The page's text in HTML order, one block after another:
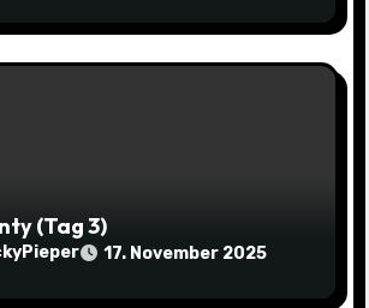
(Tag 3)
17. November 2025